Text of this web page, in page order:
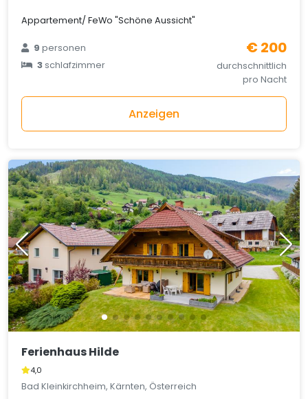
Appartement/ FeWo "Schöne Aussicht"
9personen
3schlafzimmer
€ 200
durchschnittlich
pro Nacht
Anzeigen
Ferienhaus Hilde
4,0
Bad Kleinkirchheim, Kärnten, Österreich